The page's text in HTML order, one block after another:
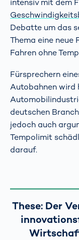
intensiv mit dem
Debatte um das
Thema eine neue
Fahren ohne
Fürsprechern
Autobahnen wird
deutschen
jedoch auch
Tempolimit
darauf.
These: Der